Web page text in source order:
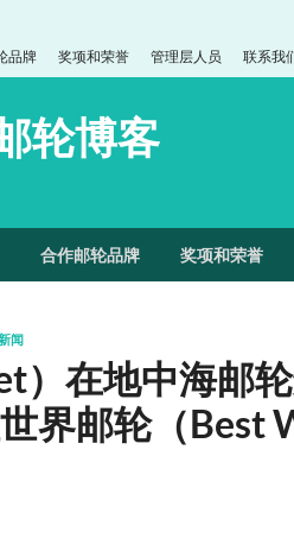
品牌 奖项和荣誉 管理层人员 联系我
轮博客
合作邮轮品牌 奖项和荣誉
闻
）在地中海邮
界邮轮（Best